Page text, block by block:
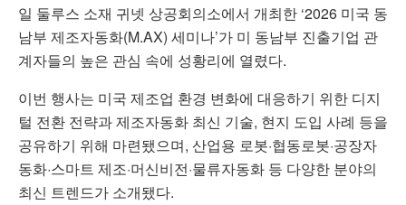
일 둘루스 소재 귀넷 상공회의소에서 개최한 ‘2026 미국 동
남부 제조자동화(M.AX) 세미나’가 미 동남부 진출기업 관
계자들의 높은 관심 속에 성황리에 열렸다.
이번 행사는 미국 제조업 환경 변화에 대응하기 위한 디지
털 전환 전략과 제조자동화 최신 기술, 현지 도입 사례 등을
공유하기 위해 마련됐으며, 산업용 로봇·협동로봇·공장자
동화·스마트 제조·머신비전·물류자동화 등 다양한 분야의
최신 트렌드가 소개됐다.